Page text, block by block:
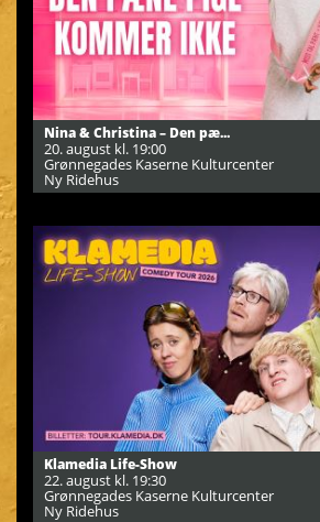
Nina & Christina – Den pæ...
20. august kl. 19:00
Grønnegades Kaserne Kulturcenter
Ny Ridehus
Klamedia Life-Show
22. august kl. 19:30
Grønnegades Kaserne Kulturcenter
Ny Ridehus